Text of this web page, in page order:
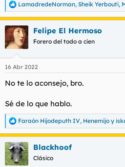
R
e
a
c
c
i
e
:
LamadredeNorman, Sheik Yerbouti,
Felipe El Hermoso
Forero del todo a cien
16 Abr 2022
No te lo aconsejo, bro.
Sé de lo que hablo.
R
e
a
c
c
i
Faraón Hijodeputh IV, Henemijo y
Blackhoof
Clásico